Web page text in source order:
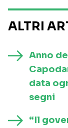
ALTRI
Anno
data
segni
“Il